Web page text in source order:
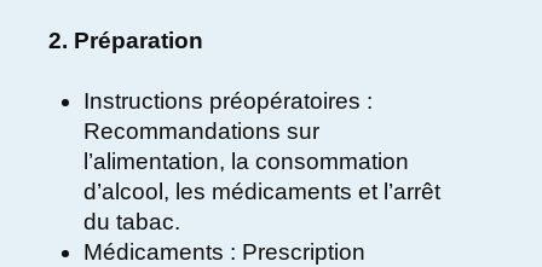
2. Préparation
Instructions préopératoires :
Recommandations sur
l’alimentation, la consommation
d’alcool, les médicaments et l’arrêt
du tabac.
Médicaments : Prescription